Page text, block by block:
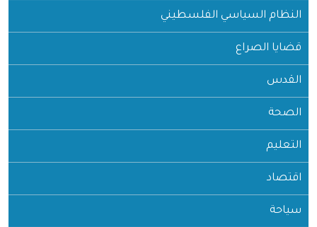
النظام السياسي الفلسطيني
قضايا الصراع
القدس
الصحة
التعليم
اقتصاد
سياحة